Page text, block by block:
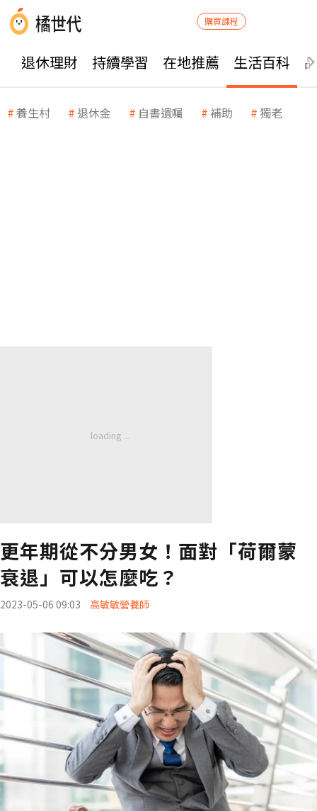
購買課程
退休理財 持續學習 在地推薦 生活百科
養生村 退休金 自書遺囑 補助 獨老
更年期從不分男女！面對「荷爾蒙
衰退」可以怎麼吃？
2023-05-06 09:03 高敏敏營養師